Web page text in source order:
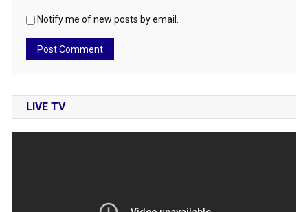
Notify me of new posts by email.
LIVE TV